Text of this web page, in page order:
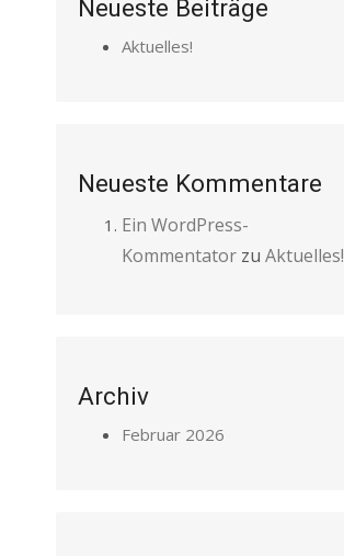
Neueste Beiträge
Aktuelles!
Neueste Kommentare
Ein WordPress-
Kommentator zu Aktuelles!
Archiv
Februar 2026